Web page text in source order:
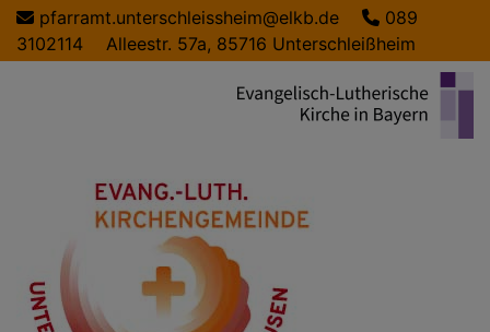
Direkt
zum
Inhalt
pfarramt.unterschleissheim@elkb.de
089
3102114
Alleestr. 57a, 85716 Unterschleißheim